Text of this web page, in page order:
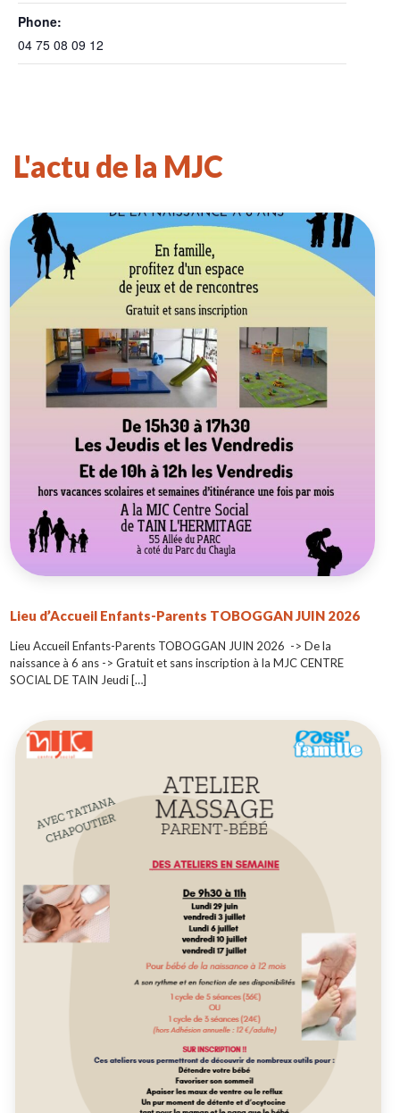
Phone:
04 75 08 09 12
L'actu de la MJC
Lieu d’Accueil Enfants-Parents TOBOGGAN JUIN 2026
Lieu Accueil Enfants-Parents TOBOGGAN JUIN 2026 -> De la
naissance à 6 ans -> Gratuit et sans inscription à la MJC CENTRE
SOCIAL DE TAIN Jeudi[…]